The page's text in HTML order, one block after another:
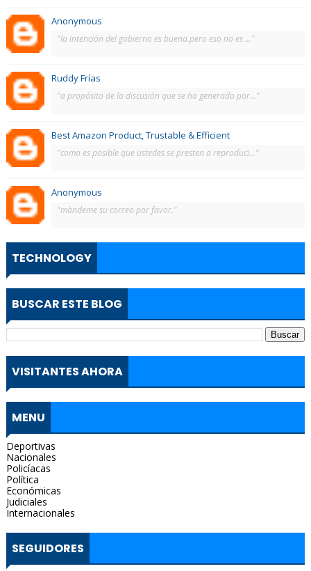
Anonymous
"la intención del gobierno es buena.pero eso no es ..."
Ruddy Frías
"a propósito de la discusión que se ha generado por..."
Best Amazon Product, Trustable & Efficient
"como es posible que ustedes se presten a reproduci..."
Anonymous
"màndeme su correo por favor."
TECHNOLOGY
BUSCAR ESTE BLOG
VISITANTES AHORA
MENU
Deportivas
Nacionales
Policíacas
Política
Económicas
Judiciales
Internacionales
SEGUIDORES